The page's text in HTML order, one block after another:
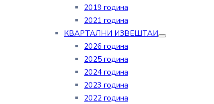
2019 година
2021 година
КВАРТАЛНИ ИЗВЕШТАИ
2026 година
2025 година
2024 година
2023 година
2022 година